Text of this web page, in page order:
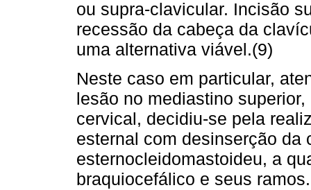
ou supra-clavicular. Incisão
recessão da cabeça da
uma alternativa viável.(9)
Neste caso em particular,
lesão no mediastino
cervical, decidiu-se pela
esternal com desinserção
esternocleidomastoideu, a
braquiocefálico e seus ramos.